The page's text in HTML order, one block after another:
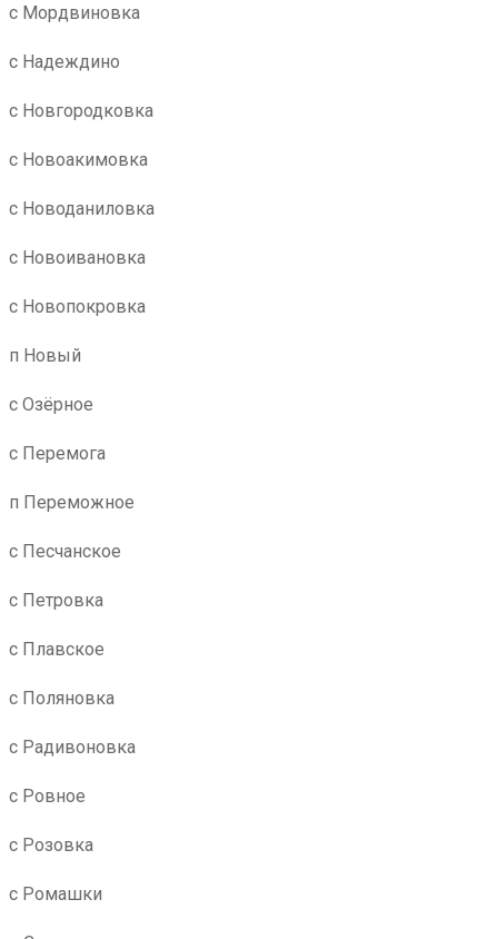
с Мордвиновка
с Надеждино
с Новгородковка
с Новоакимовка
с Новоданиловка
с Новоивановка
с Новопокровка
п Новый
с Озёрное
с Перемога
п Переможное
с Песчанское
с Петровка
с Плавское
с Поляновка
с Радивоновка
с Ровное
с Розовка
с Ромашки